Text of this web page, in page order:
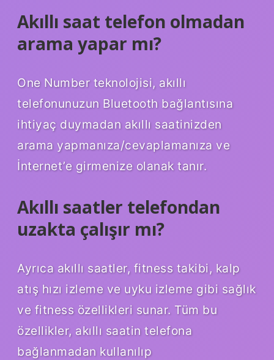
Akıllı saat telefon olmadan
arama yapar mı?
One Number teknolojisi, akıllı
telefonunuzun Bluetooth bağlantısına
ihtiyaç duymadan akıllı saatinizden
arama yapmanıza/cevaplamanıza ve
İnternet’e girmenize olanak tanır.
Akıllı saatler telefondan
uzakta çalışır mı?
Ayrıca akıllı saatler, fitness takibi, kalp
atış hızı izleme ve uyku izleme gibi sağlık
ve fitness özellikleri sunar. Tüm bu
özellikler, akıllı saatin telefona
bağlanmadan kullanılıp